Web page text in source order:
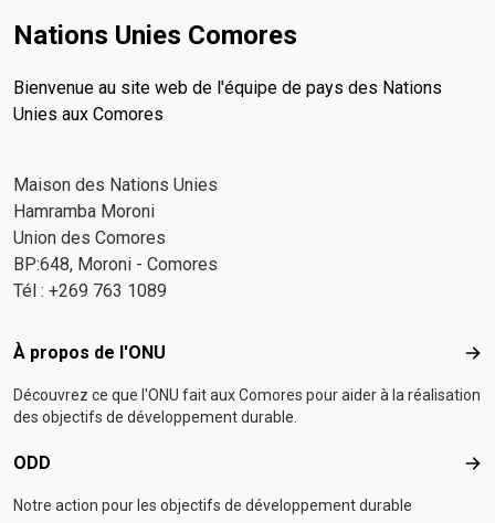
Nations Unies Comores
Bienvenue au site web de l'équipe de pays des Nations
Unies aux Comores
Maison des Nations Unies
Hamramba Moroni
Union des Comores
BP:648, Moroni - Comores
Tél : +269 763 1089
Footer menu
À propos de l'ONU À
Découvrez ce que l'ONU fait aux Comores pour aider à la réalisation
des objectifs de développement durable.
ODD
Notre action pour les objectifs de développement durable